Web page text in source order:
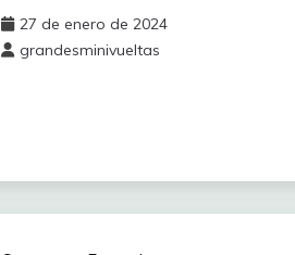
27 de enero de 2024
grandesminivueltas